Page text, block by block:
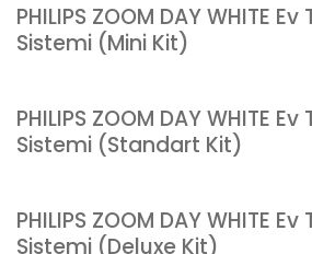
PHILIPS ZOOM DAY WHITE
Sistemi (Mini Kit)
PHILIPS ZOOM DAY WHITE
Sistemi (Standart Kit)
PHILIPS ZOOM DAY WHITE
Sistemi (Deluxe Kit)